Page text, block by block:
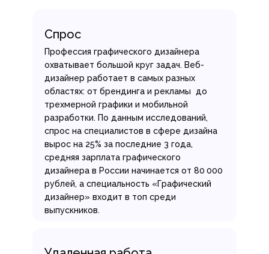
Спрос
Профессия графического дизайнера
охватывает большой круг задач. Веб-
дизайнер работает в самых разных
областях: от брендинга и рекламы до
трехмерной графики и мобильной
разработки. По данным исследований,
спрос на специалистов в сфере дизайна
вырос на 25% за последние 3 года,
средняя зарплата графического
дизайнера в России начинается от 80 000
рублей, а специальность «Графический
дизайнер» входит в топ среди
выпускников.